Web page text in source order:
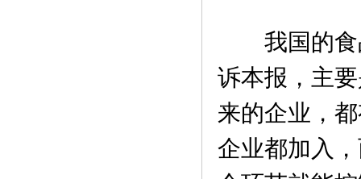
我国的食
诉本报，主
来的企业，
企业都加入